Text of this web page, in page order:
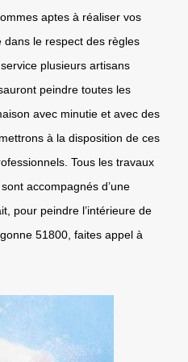
aptes à réaliser vos
le respect des règles
plusieurs artisans
peindre toutes les
avec minutie et avec des
à la disposition de ces
Tous les travaux
accompagnés d’une
pour peindre l’intérieure de
51800, faites appel à